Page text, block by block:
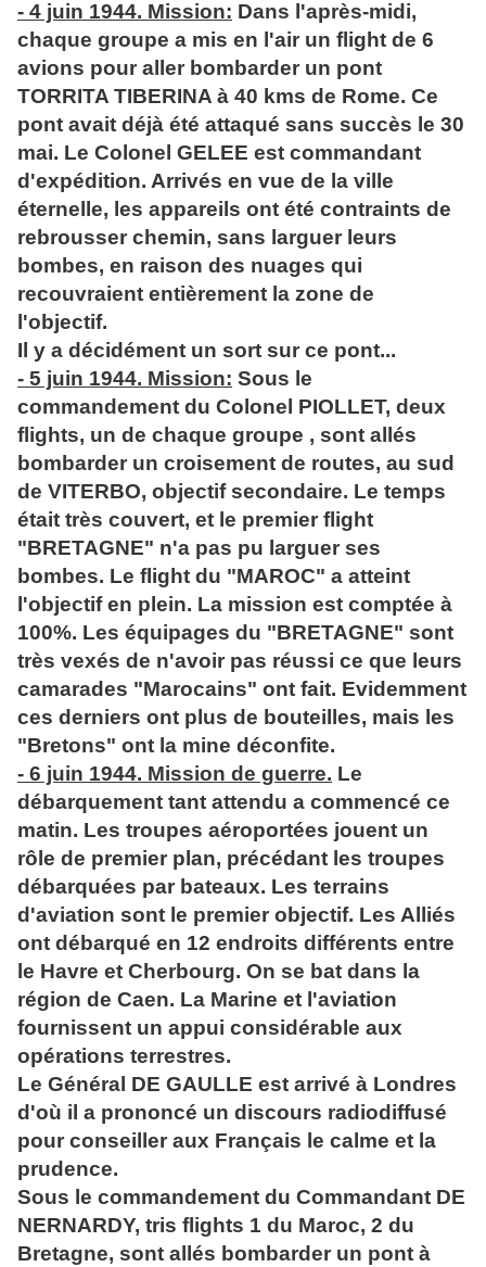
- 4 juin 1944. Mission: Dans l'après-midi,
chaque groupe a mis en l'air un flight de 6
avions pour aller bombarder un pont
TORRITA TIBERINA à 40 kms de Rome. Ce
pont avait déjà été attaqué sans succès le 30
mai. Le Colonel GELEE est commandant
d'expédition. Arrivés en vue de la ville
éternelle, les appareils ont été contraints de
rebrousser chemin, sans larguer leurs
bombes, en raison des nuages qui
recouvraient entièrement la zone de
l'objectif.
Il y a décidément un sort sur ce pont...
- 5 juin 1944. Mission: Sous le
commandement du Colonel PIOLLET, deux
flights, un de chaque groupe , sont allés
bombarder un croisement de routes, au sud
de VITERBO, objectif secondaire. Le temps
était très couvert, et le premier flight
"BRETAGNE" n'a pas pu larguer ses
bombes. Le flight du "MAROC" a atteint
l'objectif en plein. La mission est comptée à
100%. Les équipages du "BRETAGNE" sont
très vexés de n'avoir pas réussi ce que leurs
camarades "Marocains" ont fait. Evidemment
ces derniers ont plus de bouteilles, mais les
"Bretons" ont la mine déconfite.
- 6 juin 1944. Mission de guerre. Le
débarquement tant attendu a commencé ce
matin. Les troupes aéroportées jouent un
rôle de premier plan, précédant les troupes
débarquées par bateaux. Les terrains
d'aviation sont le premier objectif. Les Alliés
ont débarqué en 12 endroits différents entre
le Havre et Cherbourg. On se bat dans la
région de Caen. La Marine et l'aviation
fournissent un appui considérable aux
opérations terrestres.
Le Général DE GAULLE est arrivé à Londres
d'où il a prononcé un discours radiodiffusé
pour conseiller aux Français le calme et la
prudence.
Sous le commandement du Commandant DE
NERNARDY, tris flights 1 du Maroc, 2 du
Bretagne, sont allés bombarder un pont à